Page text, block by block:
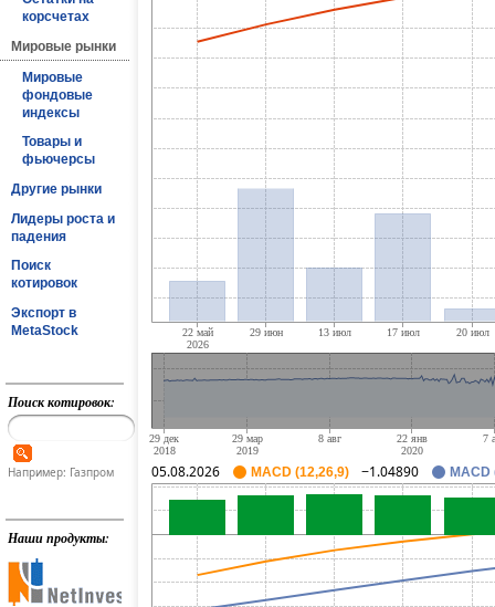
корсчетах
Мировые рынки
Мировые
фондовые
индексы
Товары и
фьючерсы
Другие рынки
Лидеры роста и
падения
Поиск
котировок
Экспорт в
MetaStock
Поиск котировок:
Например: Газпром
Наши продукты:
05.08.2026 MACD (12,26,9) −1.04890 MACD